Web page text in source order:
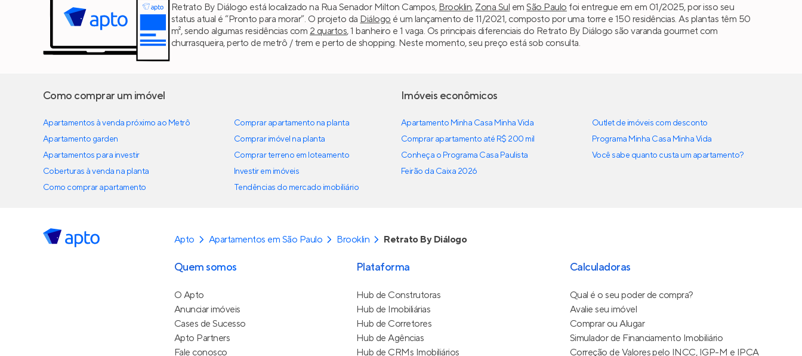
Retrato By Diálogo está localizado na Rua Senador Milton Campos, Brooklin, Zona Sul emSão Paulo foi entregue em em 01/2025, por isso seu
status atual é “Pronto para morar”. O projeto da Diálogo é um lançamento de 11/2021, composto por uma torre e 150 residências. As plantas têm 50
m², sendo algumas residências com 2 quartos, 1 banheiro e 1 vaga. Os principais diferenciais do Retrato By Diálogo são varanda gourmet com
churrasqueira, perto de metrô / trem e perto de shopping. Neste momento, seu preço está sob consulta.
Como comprar um imóvel
Apartamentos à venda próximo ao Metrô
Apartamento garden
Apartamentos para investir
Coberturas à venda na planta
Como comprar apartamento
Comprar apartamento na planta
Comprar imóvel na planta
Comprar terreno em loteamento
Investir em imóveis
Tendências do mercado imobiliário
Imóveis econômicos
Apartamento Minha Casa Minha Vida
Comprar apartamento até R$ 200 mil
Conheça o Programa Casa Paulista
Feirão da Caixa 2026
Outlet de imóveis com desconto
Programa Minha Casa Minha Vida
Você sabe quanto custa um apartamento?
Apto Apartamentos em São Paulo Brooklin Retrato By Diálogo
Quem somos
O Apto
Anunciar imóveis
Cases de Sucesso
Apto Partners
Fale conosco
Plataforma
Hub de Construtoras
Hub de Imobiliárias
Hub de Corretores
Hub de Agências
Hub de CRMs Imobiliários
Calculadoras
Qual é o seu poder de compra?
Avalie seu imóvel
Comprar ou Alugar
Simulador de Financiamento Imobiliário
Correção de Valores pelo INCC, IGP-M e IPCA